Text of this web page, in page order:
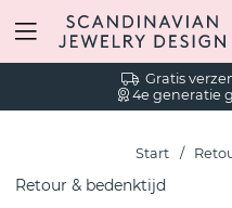
Gratis
4e generatie
Start
Retour & bedenktijd